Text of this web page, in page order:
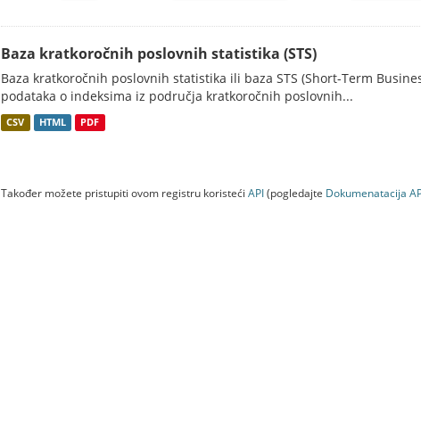
Baza kratkoročnih poslovnih statistika (STS)
Baza kratkoročnih poslovnih statistika ili baza STS (Short-Term
podataka o indeksima iz područja kratkoročnih poslovnih...
CSV HTML PDF
Također možete pristupiti ovom registru koristeći API(pogledajte Dokumenаtаcijа